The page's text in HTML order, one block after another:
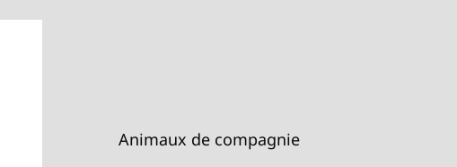
Animaux de compagnie